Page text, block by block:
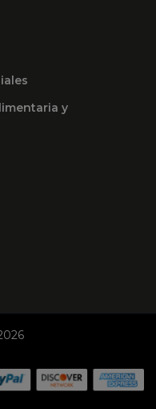
y